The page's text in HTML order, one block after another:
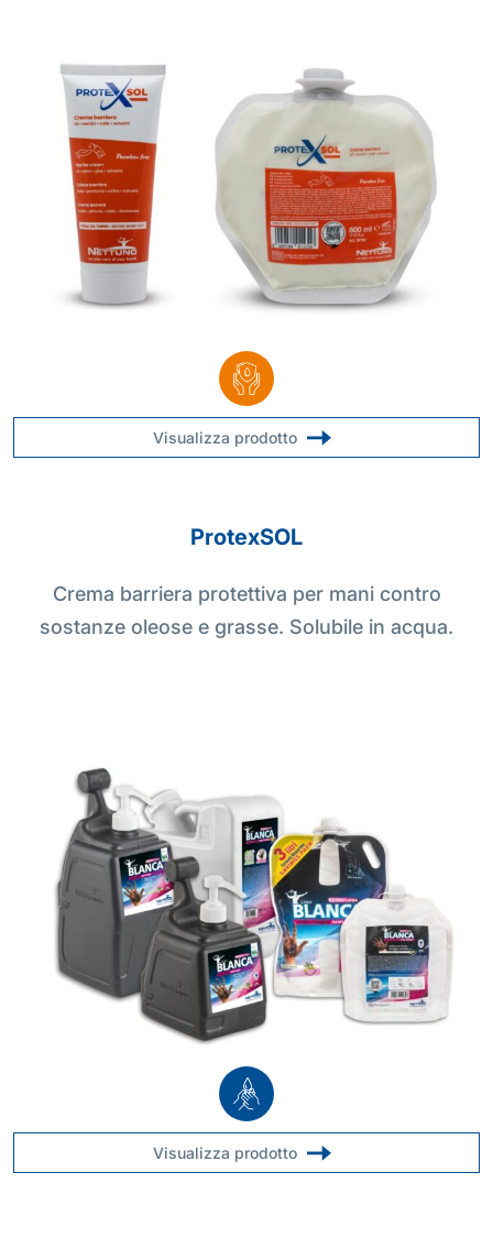
Visualizza prodotto
ProtexSOL
Crema barriera protettiva per mani contro
sostanze oleose e grasse. Solubile in acqua.
Visualizza prodotto